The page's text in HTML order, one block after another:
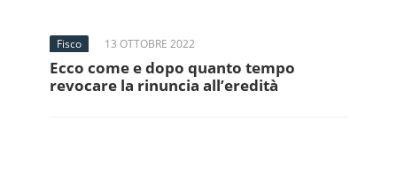
Fisco 13 OTTOBRE 2022
Ecco come e dopo quanto tempo
revocare la rinuncia all’eredità